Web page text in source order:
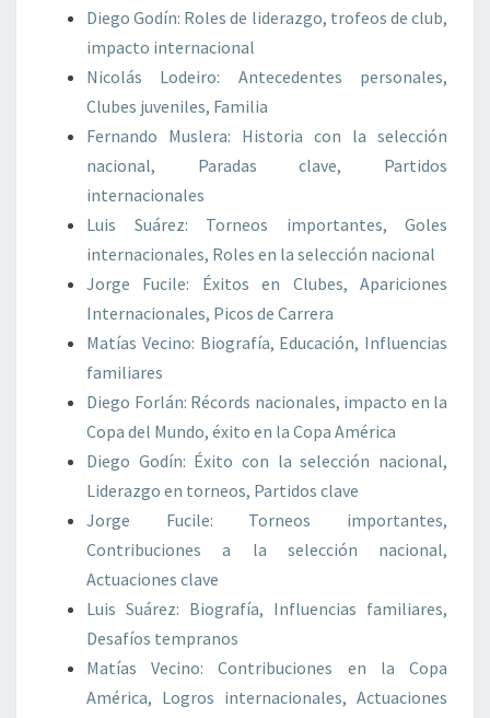
Diego Godín: Roles de liderazgo, trofeos de club,
impacto internacional
Nicolás Lodeiro: Antecedentes personales,
Clubes juveniles, Familia
Fernando Muslera: Historia con la selección
nacional, Paradas clave, Partidos
internacionales
Luis Suárez: Torneos importantes, Goles
internacionales, Roles en la selección nacional
Jorge Fucile: Éxitos en Clubes, Apariciones
Internacionales, Picos de Carrera
Matías Vecino: Biografía, Educación, Influencias
familiares
Diego Forlán: Récords nacionales, impacto en la
Copa del Mundo, éxito en la Copa América
Diego Godín: Éxito con la selección nacional,
Liderazgo en torneos, Partidos clave
Jorge Fucile: Torneos importantes,
Contribuciones a la selección nacional,
Actuaciones clave
Luis Suárez: Biografía, Influencias familiares,
Desafíos tempranos
Matías Vecino: Contribuciones en la Copa
América, Logros internacionales, Actuaciones